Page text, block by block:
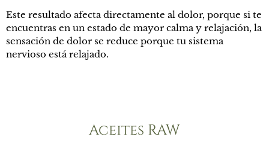
Este resultado afecta directamente al dolor, porque si te
encuentras en un estado de mayor calma y relajación, la
sensación de dolor se reduce porque tu sistema
nervioso está relajado.
Aceites RAW